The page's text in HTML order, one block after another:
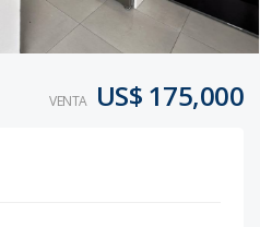
VENTA US$ 175,000